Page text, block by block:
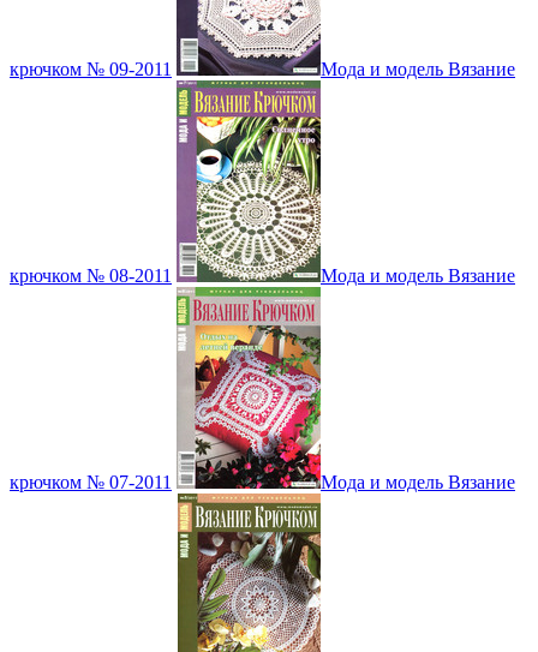
крючком № 09-2011 Мода и модель Вязание
крючком № 08-2011 Мода и модель Вязание
крючком № 07-2011 Мода и модель Вязание